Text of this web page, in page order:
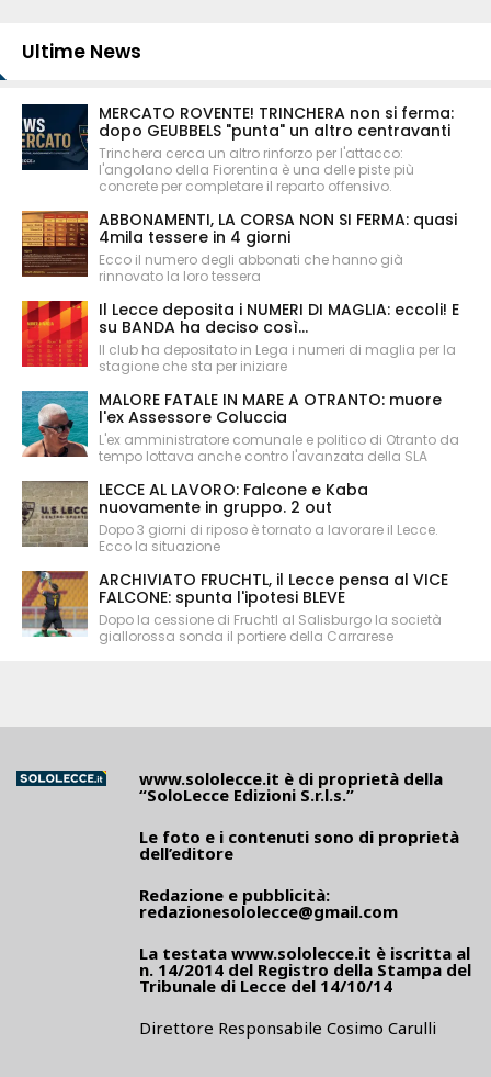
Ultime News
MERCATO ROVENTE! TRINCHERA non si ferma:
dopo GEUBBELS "punta" un altro centravanti
Trinchera cerca un altro rinforzo per l'attacco:
l'angolano della Fiorentina è una delle piste più
concrete per completare il reparto offensivo.
ABBONAMENTI, LA CORSA NON SI FERMA: quasi
4mila tessere in 4 giorni
Ecco il numero degli abbonati che hanno già
rinnovato la loro tessera
Il Lecce deposita i NUMERI DI MAGLIA: eccoli! E
su BANDA ha deciso così...
Il club ha depositato in Lega i numeri di maglia per la
stagione che sta per iniziare
MALORE FATALE IN MARE A OTRANTO: muore
l'ex Assessore Coluccia
L'ex amministratore comunale e politico di Otranto da
tempo lottava anche contro l'avanzata della SLA
LECCE AL LAVORO: Falcone e Kaba
nuovamente in gruppo. 2 out
Dopo 3 giorni di riposo è tornato a lavorare il Lecce.
Ecco la situazione
ARCHIVIATO FRUCHTL, il Lecce pensa al VICE
FALCONE: spunta l'ipotesi BLEVE
Dopo la cessione di Fruchtl al Salisburgo la società
giallorossa sonda il portiere della Carrarese
www.sololecce.it è di proprietà della
“SoloLecce Edizioni S.r.l.s.”
Le foto e i contenuti sono di proprietà
dell’editore
Redazione e pubblicità:
redazionesololecce@gmail.com
La testata www.sololecce.it è iscritta al
n. 14/2014 del Registro della Stampa del
Tribunale di Lecce del 14/10/14
Direttore Responsabile Cosimo Carulli